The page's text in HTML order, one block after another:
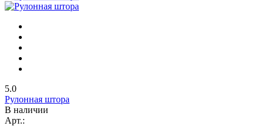
5.0
Рулонная штора
В наличии
Арт.: